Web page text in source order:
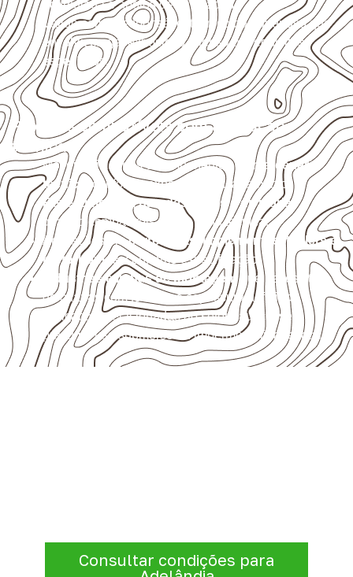
acumulada e apoios desnivelados.
Valide com o responsável técnico qualquer uso que
envolva carga, exposição intensa ou requisitos
específicos.
Projetos compatíveis com avaliação
técnica
Móveis, divisórias e componentes de
marcenaria
técnica
, conforme exposição e acabamento.
Revestimentos, paredes, pisos e divisórias,
quando compatíveis com a ficha técnica.
Aplicações emcarrocerias, implementos, trailers e
motorhomes, conforme especificação.
Indústrias e linhas de montagem que necessitam
de chapas com formato e espessura definidos.
Aplicações relacionadas ao setor náutico, sem
presumir uso submerso ou impermeabilidade total.
Consultar condições para